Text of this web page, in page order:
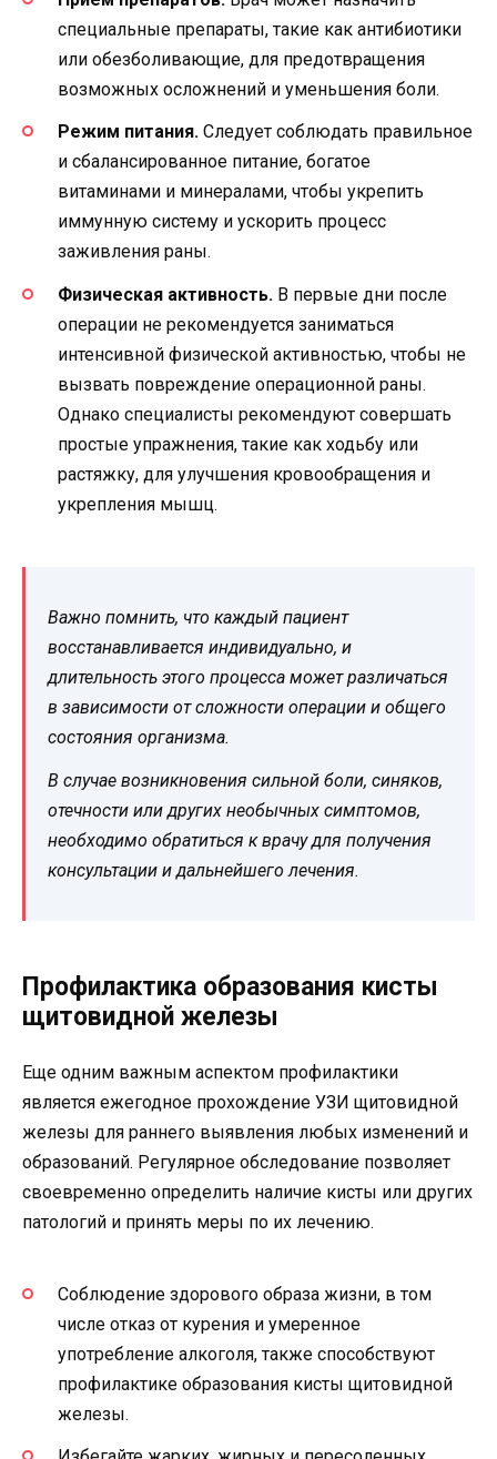
специальные препараты, такие как антибиотики
или обезболивающие, для предотвращения
возможных осложнений и уменьшения боли.
Режим питания. Следует соблюдать правильное
и сбалансированное питание, богатое
витаминами и минералами, чтобы укрепить
иммунную систему и ускорить процесс
заживления раны.
Физическая активность. В первые дни после
операции не рекомендуется заниматься
интенсивной физической активностью, чтобы не
вызвать повреждение операционной раны.
Однако специалисты рекомендуют совершать
простые упражнения, такие как ходьбу или
растяжку, для улучшения кровообращения и
укрепления мышц.
Важно помнить, что каждый пациент
восстанавливается индивидуально, и
длительность этого процесса может различаться
в зависимости от сложности операции и общего
состояния организма.
В случае возникновения сильной боли, синяков,
отечности или других необычных симптомов,
необходимо обратиться к врачу для получения
консультации и дальнейшего лечения.
Профилактика образования кисты
щитовидной железы
Еще одним важным аспектом профилактики
является ежегодное прохождение УЗИ щитовидной
железы для раннего выявления любых изменений и
образований. Регулярное обследование позволяет
своевременно определить наличие кисты или других
патологий и принять меры по их лечению.
Соблюдение здорового образа жизни, в том
числе отказ от курения и умеренное
употребление алкоголя, также способствуют
профилактике образования кисты щитовидной
железы.